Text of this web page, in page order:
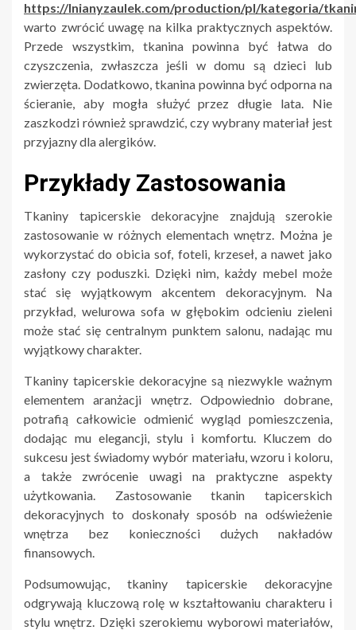
https://lnianyzaulek.com/production/pl/kategoria/
warto zwrócić uwagę na kilka praktycznych aspektów.
Przede wszystkim, tkanina powinna być łatwa do
czyszczenia, zwłaszcza jeśli w domu są dzieci lub
zwierzęta. Dodatkowo, tkanina powinna być odporna na
ścieranie, aby mogła służyć przez długie lata. Nie
zaszkodzi również sprawdzić, czy wybrany materiał jest
przyjazny dla alergików.
Przykłady Zastosowania
Tkaniny tapicerskie dekoracyjne znajdują szerokie
zastosowanie w różnych elementach wnętrz. Można je
wykorzystać do obicia sof, foteli, krzeseł, a nawet jako
zasłony czy poduszki. Dzięki nim, każdy mebel może
stać się wyjątkowym akcentem dekoracyjnym. Na
przykład, welurowa sofa w głębokim odcieniu zieleni
może stać się centralnym punktem salonu, nadając mu
wyjątkowy charakter.
Tkaniny tapicerskie dekoracyjne są niezwykle ważnym
elementem aranżacji wnętrz. Odpowiednio dobrane,
potrafią całkowicie odmienić wygląd pomieszczenia,
dodając mu elegancji, stylu i komfortu. Kluczem do
sukcesu jest świadomy wybór materiału, wzoru i koloru,
a także zwrócenie uwagi na praktyczne aspekty
użytkowania. Zastosowanie tkanin tapicerskich
dekoracyjnych to doskonały sposób na odświeżenie
wnętrza bez konieczności dużych nakładów
finansowych.
Podsumowując, tkaniny tapicerskie dekoracyjne
odgrywają kluczową rolę w kształtowaniu charakteru i
stylu wnętrz. Dzięki szerokiemu wyborowi materiałów,